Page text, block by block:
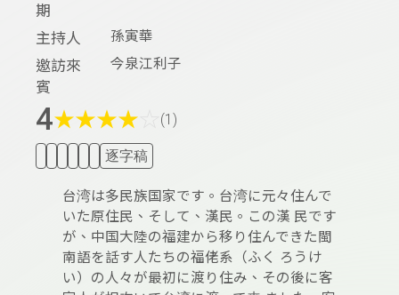
期
主持人 孫寅華
邀訪來
賓
今泉江利子
4★★★★ (1)
逐字稿
台湾は多民族国家です。台湾に元々住んで
いた原住民、そして、漢民。この漢 民です
が、中国大陸の福建から移り住んできた閩
南語を話す人たちの福佬系（ふく ろうけ
い）の人々が最初に渡り住み、その後に客